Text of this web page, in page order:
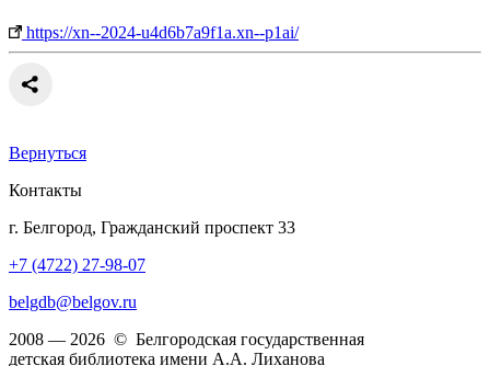
https://xn--2024-u4d6b7a9f1a.xn--p1ai/
Вернуться
Контакты
г. Белгород, Гражданский проспект 33
+7 (4722) 27-98-07
belgdb@belgov.ru
2008 — 2026 © Белгородская государственная
детская библиотека имени А.А. Лиханова